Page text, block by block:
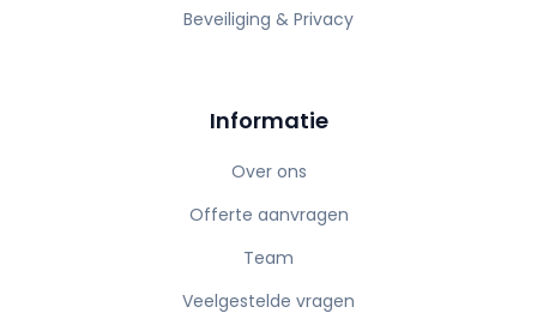
Beveiliging & Privacy
informatie
Over ons
Offerte aanvragen
Team
Veelgestelde vragen